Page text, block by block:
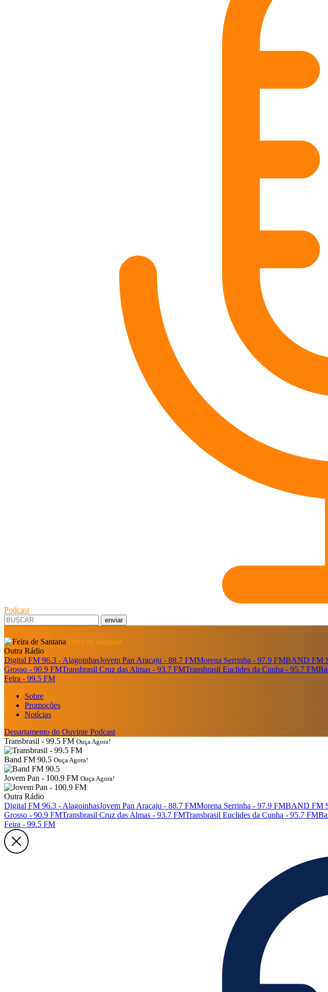
Podcast
enviar
Feira de Santana
Outra Rádio
Digital FM 96.3 - AlagoinhasJovem Pan Aracaju - 88.7 FMMorena Serrinha - 97.9 FMBAND FM
Grosso - 90.9 FMTransbrasil Cruz das Almas - 93.7 FMTransbrasil Euclides da Cunha - 95.7 FM
Feira - 99.5 FM
Sobre
Promoções
Notícias
Departamento do Ouvinte Podcast
Transbrasil - 99.5 FM Ouça Agora!
Band FM 90.5 Ouça Agora!
Jovem Pan - 100.9 FM Ouça Agora!
Outra Rádio
Digital FM 96.3 - AlagoinhasJovem Pan Aracaju - 88.7 FMMorena Serrinha - 97.9 FMBAND FM
Grosso - 90.9 FMTransbrasil Cruz das Almas - 93.7 FMTransbrasil Euclides da Cunha - 95.7 FM
Feira - 99.5 FM